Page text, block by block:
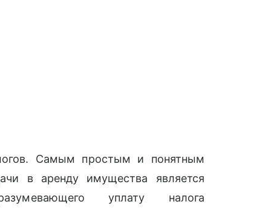
Самым простым и понятным
в аренду имущества является
уплату налога